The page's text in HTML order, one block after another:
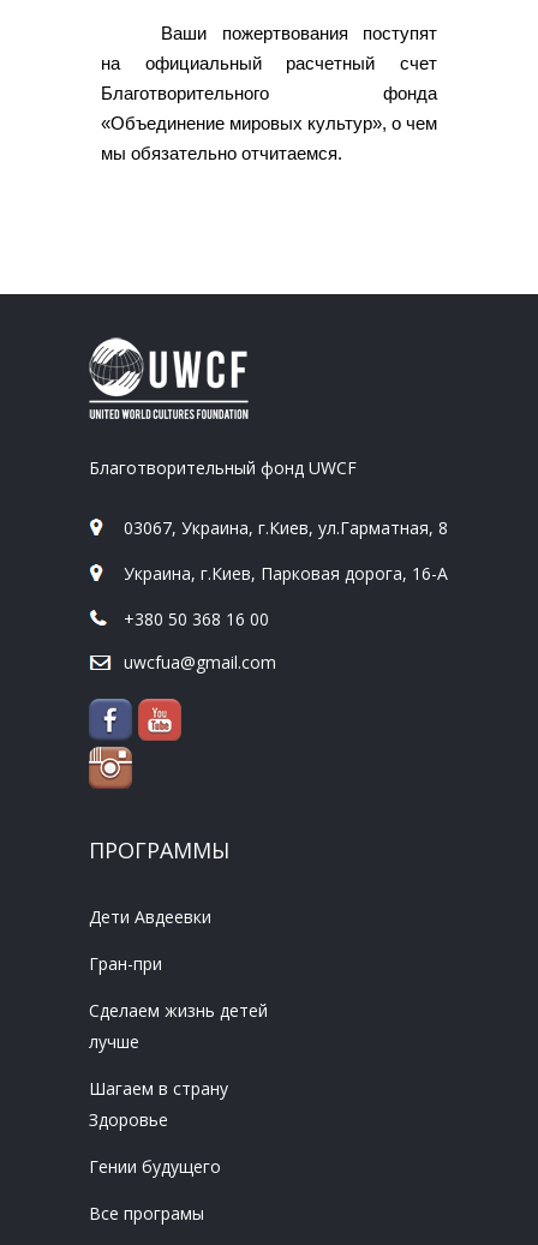
Ваши пожертвования поступят
на официальный расчетный счет
Благотворительного фонда
«Объединение мировых культур», о чем
мы обязательно отчитаемся.
Благотворительный фонд UWCF
03067, Украина, г.Киев, ул.Гарматная, 8
Украина, г.Киев, Парковая дорога, 16-А
+380 50 368 16 00
uwcfua@gmail.com
ПРОГРАММЫ
Дети Авдеевки
Гран-при
Сделаем жизнь детей
лучше
Шагаем в страну
Здоровье
Гении будущего
Все програмы